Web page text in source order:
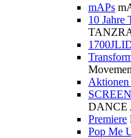
mAPs
10
DANCE
Premiere
Pop Me